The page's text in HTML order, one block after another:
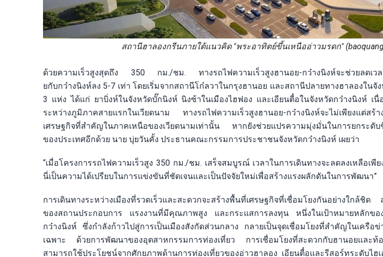
สถานีฮาลองกรีนภายใต้แนวคิด "พระอาทิตย์ขึ้นเหนืออ่าวมรดก"
ด้วยความเร็วสูงสุดถึง 350 กม./ชม. ทางรถไฟความเร็วสูงฮานอย-กว๋างนิงห์จะช่วยลดเวลา
ยกับกว๋างนิงห์ลง 5-7 เท่า โดยเริ่มจากสถานีโก๋ลวาในกรุงฮานอย และสถานีปลายทางฮาลองในจั
3 แห่ง ได้แก่ ยาบิ่งห์ในจังหวัดบั๊กนิงห์ นิงซ้าในเมืองไฮฟอง และเอียนตื๋อในจังหวัดกว๋างนิงห์ เนื่
ระหว่างภูมิภาคสายแรกในเวียดนาม ทางรถไฟความเร็วสูงฮานอย-กว๋างนิงห์จะไม่เพียงแต่สร้า
เศรษฐกิจที่สำคัญในภาคเหนือของเวียดนามเท่านั้น หากยังช่วยแปรความมุ่งมั่นในการยกระดั
ของประเทศอีกด้วย นาย บุ่ยวันคั้ง ประธานคณะกรรมการประชาชนจังหวัดกว๋างนิงห์ เผยว่า
“เมื่อโครงการรถไฟความเร็วสูง 350 กม./ชม. เสร็จสมบูรณ์ เวลาในการเดินทางจะลดลงเหลือเ
นี่เป็นความได้เปรียบในการแข่งขันที่ชัดเจนและเป็นปัจจัยใหม่เพื่อสร้างแรงผลักดันในการพัฒนา”
การเดินทางระหว่างเมืองที่รวดเร็วและสะดวกจะสร้างพื้นที่เศรษฐกิจที่เชื่อมโยงกันอย่างใกล้ชิด
ของสถานประกอบการ แรงงานที่มีคุณภาพสูง และกระแสการลงทุน หนึ่งในเป้าหมายหลักขอ
กว๋างนิงห์ ซึ่งกำลังก้าวไปสู่การเป็นเมืองสังกัดส่วนกลาง กลายเป็นจุดเชื่อมโยงที่สำคัญในเครือ
เฉพาะ ด้วยการพัฒนาของอุตสาหกรรมการท่องเที่ยว การเชื่อมโยงที่สะดวกกับฮานอยและ
สามารถใช้ประโยชน์จากศักยภาพด้านการท่องเที่ยวของอ่าวฮาลอง เอียนตื๋อและรีสอร์ทระดับไฮ